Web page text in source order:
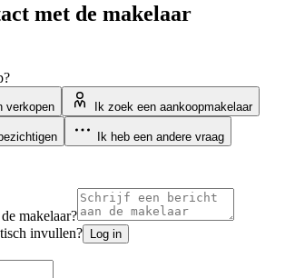
met de makelaar
verkopen Ik zoek een aankoopmakelaar
Ik heb een andere vraag
makelaar?
invullen? Log in